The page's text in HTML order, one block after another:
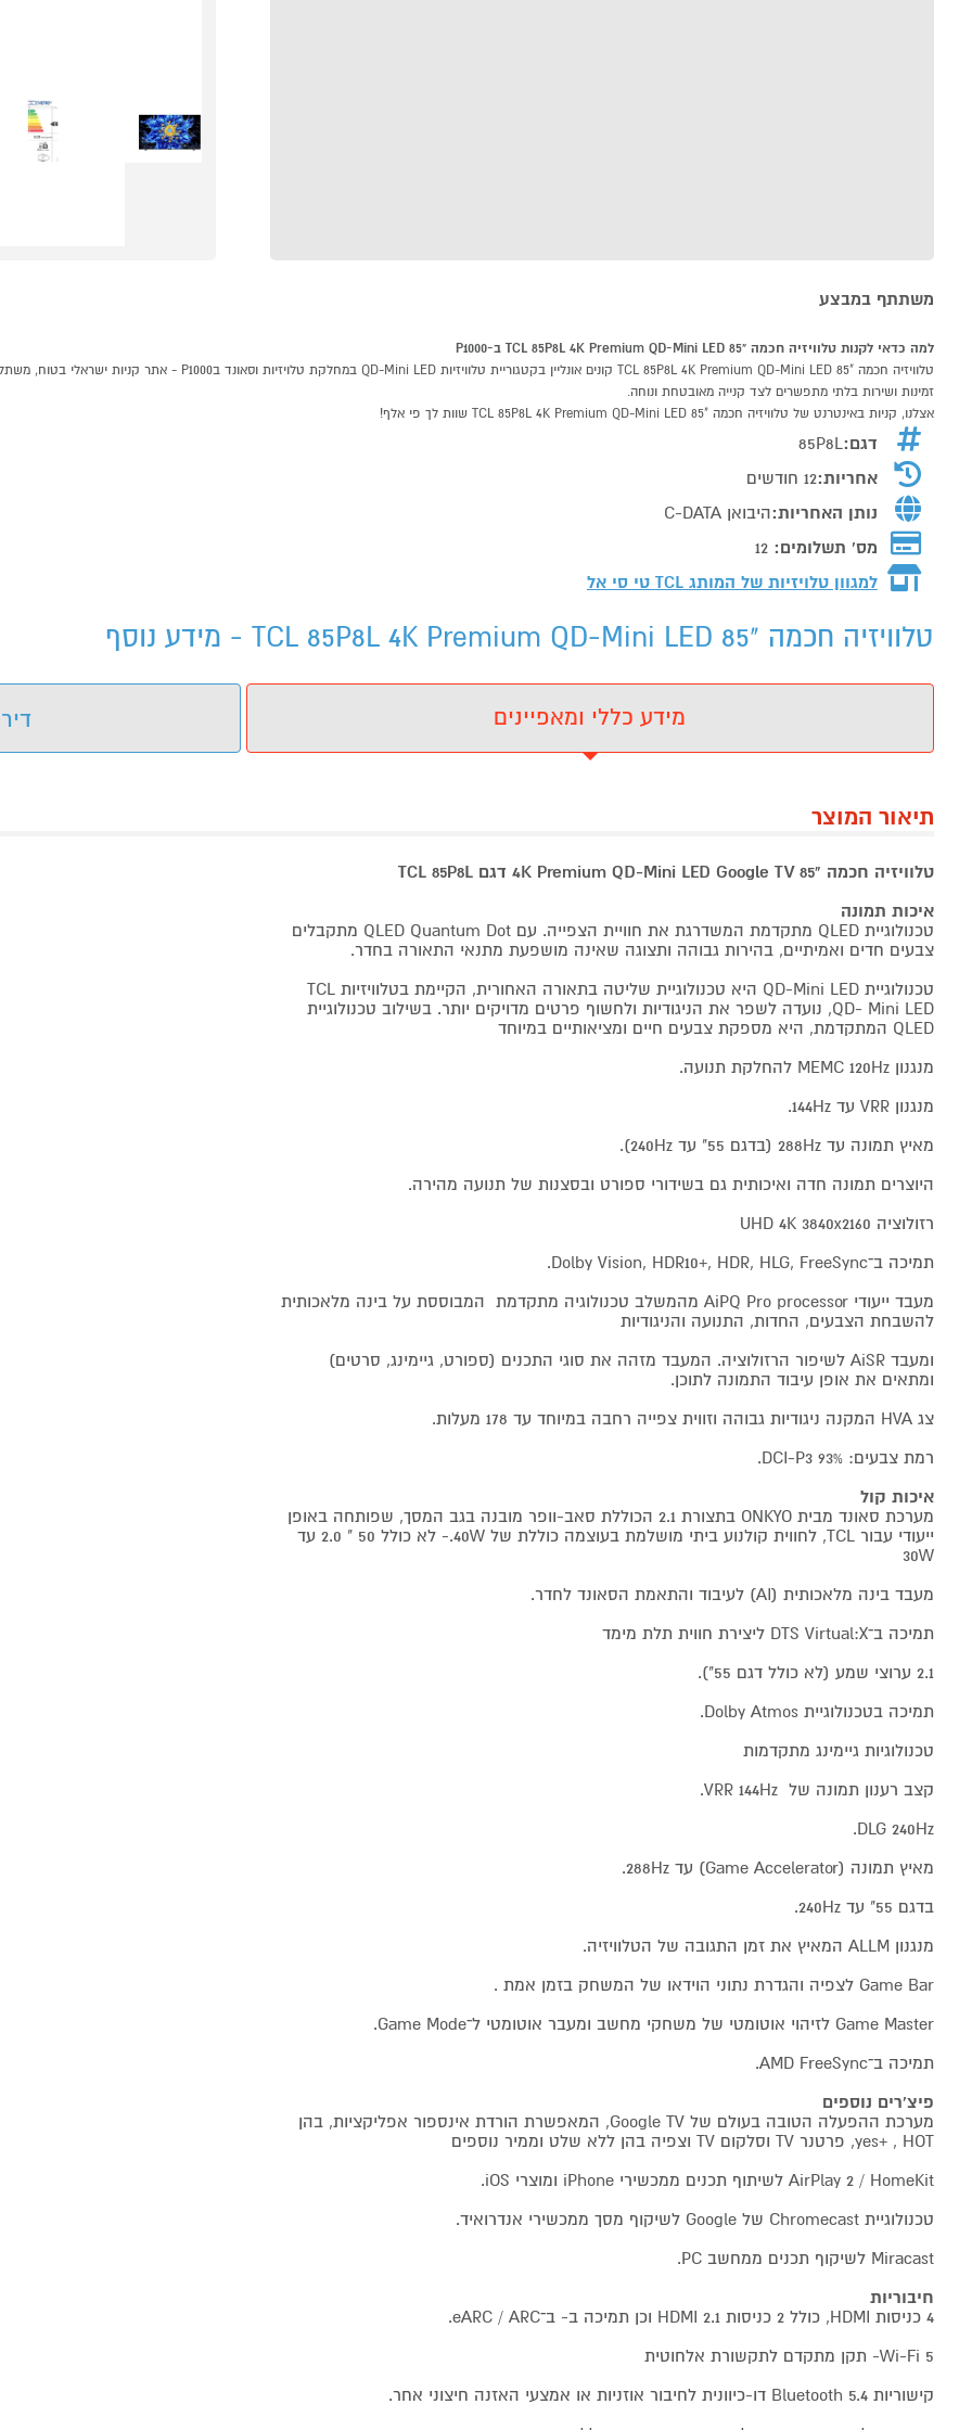
משתתף במבצע
למה כדאי לקנות טלוויזיה חכמה "85 TCL 85P8L 4K Premium QD-Mini LED ב-P1000
זמינות ושירות בלתי מתפשרים לצד קנייה מאובטחת ונוחה.
אצלנו, קניות באינטרנט של טלוויזיה חכמה "85 TCL 85P8L 4K Premium QD-Mini LED שוות לך פי אלף!
דגם:85P8L
אחריות:12 חודשים
נותן האחריות:היבואן C-DATA
מס' תשלומים:12
למגוון טלויזיות של המותגTCL טי סי אל
טלוויזיה חכמה "85 TCL 85P8L 4K Premium QD-Mini LED - מידע נוסף
מידע כללי ומאפיינים
תיאור המוצר
טלוויזיה חכמה "85 4K Premium QD-Mini LED Google TV דגם TCL 85P8L
איכות תמונה
טכנולוגיית QLED מתקדמת המשדרגת את חוויית הצפייה. עם QLED Quantum Dot מתקבלים
צבעים חדים ואמיתיים, בהירות גבוהה ותצוגה שאינה מושפעת מתנאי התאורה בחדר.
טכנולוגיית QD-Mini LED היא טכנולוגיית שליטה בתאורה האחורית, הקיימת בטלוויזיות TCL
QD- Mini LED, נועדה לשפר את הניגודיות ולחשוף פרטים מדויקים יותר. בשילוב טכנולוגיית
QLED המתקדמת, היא מספקת צבעים חיים ומציאותיים במיוחד
מנגנון MEMC 120Hz להחלקת תנועה.
מנגנון VRR עד 144Hz.
מאיץ תמונה עד 288Hz (בדגם 55" עד 240Hz).
היוצרים תמונה חדה ואיכותית גם בשידורי ספורט ובסצנות של תנועה מהירה.
רזולוציה UHD 4K 3840x2160
תמיכה ב־Dolby Vision, HDR10+, HDR, HLG, FreeSync.
מעבד ייעודי AiPQ Pro processor מהמשלב טכנולוגיה מתקדמת המבוססת על בינה מלאכותית
להשבחת הצבעים, החדות, התנועה והניגודיות
ומעבד AiSR לשיפור הרזולוציה. המעבד מזהה את סוגי התכנים (ספורט, גיימינג, סרטים)
ומתאים את אופן עיבוד התמונה לתוכן.
צג HVA המקנה ניגודיות גבוהה וזווית צפייה רחבה במיוחד עד 178 מעלות.
רמת צבעים: DCI-P3 93%.
איכות קול
מערכת סאונד מבית ONKYO בתצורת 2.1 הכוללת סאב-וופר מובנה בגב המסך, שפותחה באופן
ייעודי עבור TCL, לחווית קולנוע ביתי מושלמת בעוצמה כוללת של 40W.- לא כולל 50 " 2.0 עד
30W
מעבד בינה מלאכותית (AI) לעיבוד והתאמת הסאונד לחדר.
תמיכה ב־DTS Virtual:X ליצירת חווית תלת מימד
2.1 ערוצי שמע (לא כולל דגם 55").
תמיכה בטכנולוגיית Dolby Atmos.
טכנולוגיות גיימינג מתקדמות
קצב רענון תמונה של VRR 144Hz.
DLG 240Hz.
מאיץ תמונה (Game Accelerator) עד 288Hz.
בדגם 55" עד 240Hz.
מנגנון ALLM המאיץ את זמן התגובה של הטלוויזיה.
Game Bar לצפיה והגדרת נתוני הוידאו של המשחק בזמן אמת .
Game Master לזיהוי אוטומטי של משחקי מחשב ומעבר אוטומטי ל־Game Mode.
תמיכה ב־AMD FreeSync.
פיצ'רים נוספים
מערכת ההפעלה הטובה בעולם של Google TV, המאפשרת הורדת אינספור אפליקציות, בהן
yes+ , HOT, פרטנר TV וסלקום TV וצפיה בהן ללא שלט וממיר נוספים
AirPlay 2 / HomeKit לשיתוף תכנים ממכשירי iPhone ומוצרי iOS.
טכנולוגיית Chromecast של Google לשיקוף מסך ממכשירי אנדרואיד.
Miracast לשיקוף תכנים ממחשב PC.
חיבוריות
4 כניסות HDMI, כולל 2 כניסות HDMI 2.1 וכן תמיכה ב- ב־eARC / ARC.
Wi-Fi 5- תקן מתקדם לתקשורת אלחוטית
קישוריות Bluetooth 5.4 דו-כיוונית לחיבור אוזניות או אמצעי האזנה חיצוני אחר.